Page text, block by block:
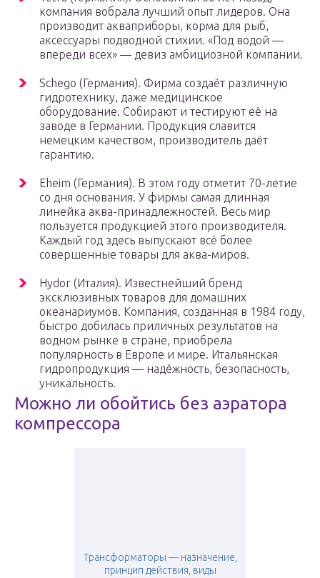
компания вобрала лучший опыт лидеров. Она
производит акваприборы, корма для рыб,
аксессуары подводной стихии. «Под водой —
впереди всех» — девиз амбициозной компании.
Schego (Германия). Фирма создаёт различную
гидротехнику, даже медицинское
оборудование. Собирают и тестируют её на
заводе в Германии. Продукция славится
немецким качеством, производитель даёт
гарантию.
Eheim (Германия). В этом году отметит 70-летие
со дня основания. У фирмы самая длинная
линейка аква-принадлежностей. Весь мир
пользуется продукцией этого производителя.
Каждый год здесь выпускают всё более
совершенные товары для аква-миров.
Hydor (Италия). Известнейший бренд
эксклюзивных товаров для домашних
океанариумов. Компания, созданная в 1984 году,
быстро добилась приличных результатов на
водном рынке в стране, приобрела
популярность в Европе и мире. Итальянская
гидропродукция — надёжность, безопасность,
уникальность.
Можно ли обойтись без аэратора
компрессора
Трансформаторы — назначение,
принцип действия, виды